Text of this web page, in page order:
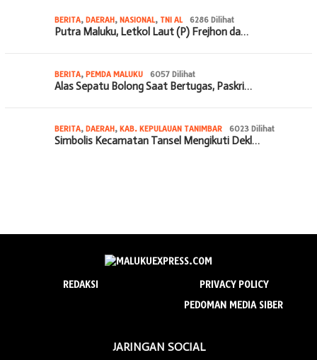
BERITA, DAERAH, NASIONAL, TNI AL 6286 Dilihat
Putra Maluku, Letkol Laut (P) Frejhon da…
BERITA, PEMDA MALUKU 6057 Dilihat
Alas Sepatu Bolong Saat Bertugas, Paskri…
BERITA, DAERAH, KAB. KEPULAUAN TANIMBAR 6023 Dilihat
Simbolis Kecamatan Tansel Mengikuti Dekl…
REDAKSI
PRIVACY POLICY
PEDOMAN MEDIA SIBER
JARINGAN SOCIAL